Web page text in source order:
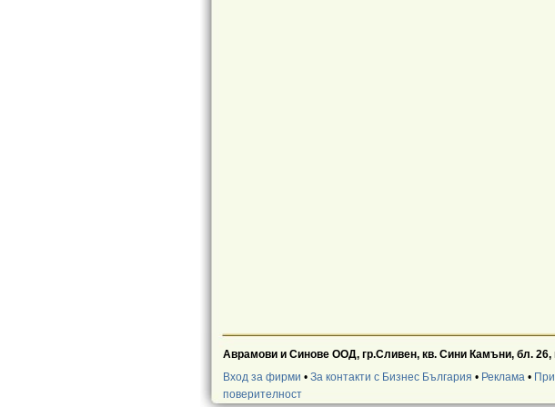
Аврамови и Синове ООД, гр.Сливен, кв. Сини Камъни, бл. 26,
Вход за фирми • За контакти с Бизнес България • Реклама•
поверителност